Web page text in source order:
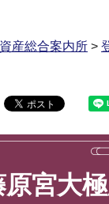
産総合案内所 >
宮大